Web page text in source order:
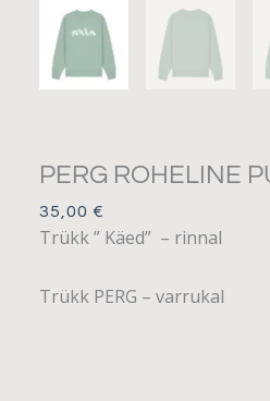
PERG ROHELINE
35,00 €
Trükk ” Käed” – rinnal
Trükk PERG – varrukal